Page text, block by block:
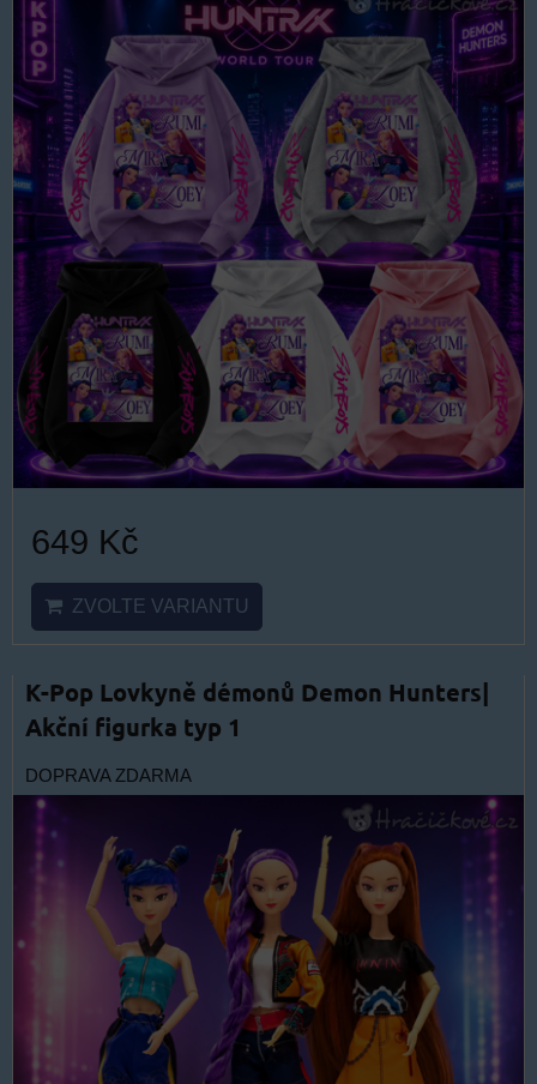
649 Kč
ZVOLTE VARIANTU
K-Pop Lovkyně démonů Demon Hunters|
Akční figurka typ 1
DOPRAVA ZDARMA